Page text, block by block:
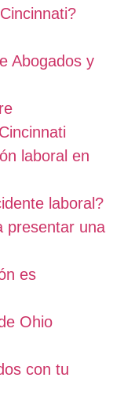
Abogados y
laboral en
laboral?
presentar una
es
Ohio
con tu